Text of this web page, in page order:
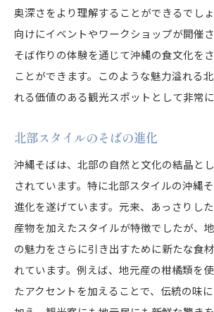
地域観光と合わせて楽しむ方
各地のそばを楽しむ旅の計画
地域差を楽しむためのヒント
奥深さをより理解することができるでし
向けにイベントやワークショップが開催さ
そば作りの体験を通じて沖縄の食文化を
ことができます。このような魅力溢れる
れる価値のある観光スポットとして非常に
北部スタイルのそばの進化
沖縄そばは、北部の自然と文化の結晶と
されています。特に北部スタイルの沖縄
進化を遂げています。元来、あっさりし
産物を加えたスタイルが特徴でしたが、
の魅力をさらに引き出すために新たな食
れています。例えば、地元産の柑橘類を
たアクセントを加えることで、伝統の味